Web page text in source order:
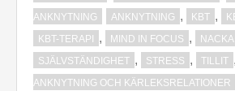
ANKNYTNING
ANKNYTNING , KBT ,
KBT-TERAPI , MIND IN FOCUS , NACKA
SJÄLVSTÄNDIGHET , STRESS , TILLIT ,
ANKNYTNING OCH KÄRLEKSRELATIONER